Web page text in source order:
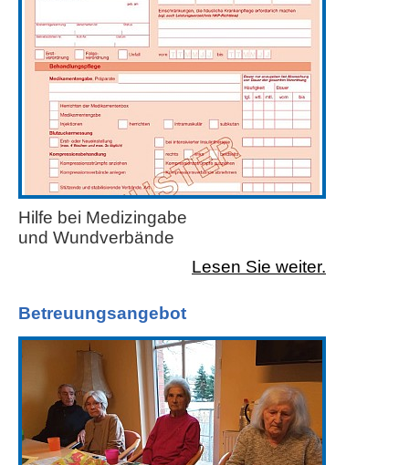
Hilfe bei Medizingabe
und Wundverbände
Lesen Sie weiter.
Betreuungsangebot